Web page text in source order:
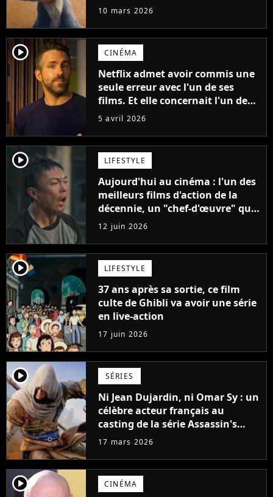
10 mars 2026
player2 CINÉMA
Netflix admet avoir commis une
seule erreur avec l'un de ses
films. Et elle concernait l'un des
meilleurs films d'action de la
5 avril 2026
player2 LIFESTYLE
Aujourd'hui au cinéma : l'un des
meilleurs films d'action de la
décennie, un "chef-d'œuvre" qui
rappelle les meilleurs films d'arts
martiaux
12 juin 2026
player2 LIFESTYLE
37 ans après sa sortie, ce film
culte de Ghibli va avoir une série
en live-action
17 juin 2026
player2 SÉRIES
Ni Jean Dujardin, ni Omar Sy : un
célèbre acteur français au
casting de la série Assassin's
Creed en live-action sur Netflix
17 mars 2026
player2 CINÉMA